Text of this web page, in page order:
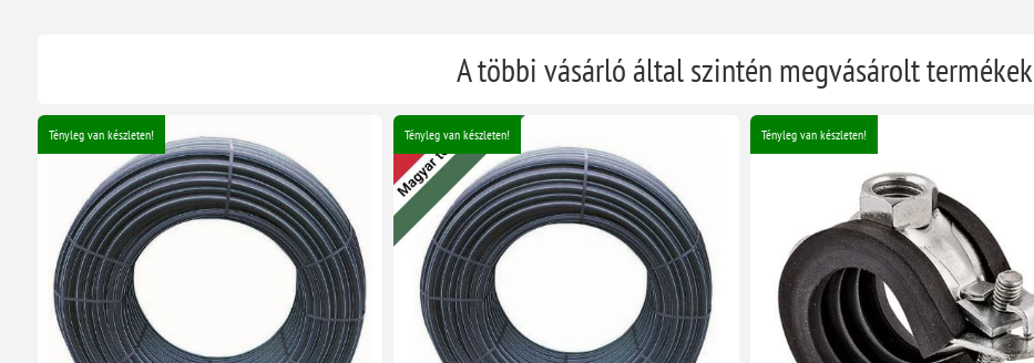
A többi vásárló által szintén megvásárolt termékek
Tényleg van készleten! Tényleg van készleten! Tényleg van készleten!